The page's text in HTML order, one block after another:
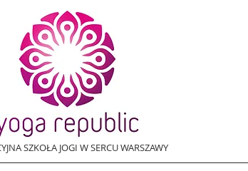
SZKOŁA JOGI W SERCU WARSZAWY